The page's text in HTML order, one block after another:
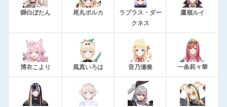
獅白ぼたん 尾丸ポルカ
ラプラス・ダー
クネス
鷹嶺ルイ
博衣こより 風真いろは 音乃瀬奏 一条莉々華